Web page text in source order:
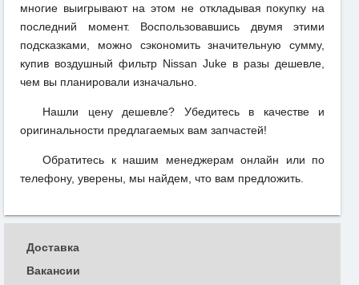
многие выигрывают на этом не откладывая покупку на
последний момент. Воспользовавшись двумя этими
подсказками, можно сэкономить значительную сумму,
купив воздушный фильтр Nissan Juke в разы дешевле,
чем вы планировали изначально.
Нашли цену дешевле? Убедитесь в качестве и
оригинальности предлагаемых вам запчастей!
Обратитесь к нашим менеджерам онлайн или по
телефону, уверены, мы найдем, что вам предложить.
Доставка
Вакансии